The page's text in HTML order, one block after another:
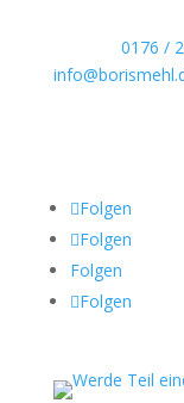
0176 /
Folgen
Folgen
Folgen
Folgen